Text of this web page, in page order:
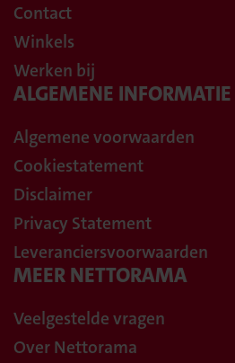
Contact
Winkels
Werken bij
ALGEMENE INFORMATIE
Algemene voorwaarden
Cookiestatement
Disclaimer
Privacy Statement
Leveranciersvoorwaarden
MEER NETTORAMA
Veelgestelde vragen
Over Nettorama